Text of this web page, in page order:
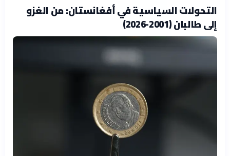
التحولات السياسية في أفغانستان: من الغزو
إلى طالبان (2001-2026)